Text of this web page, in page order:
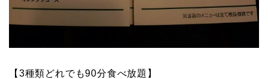
【3種類どれでも90分食べ放題】